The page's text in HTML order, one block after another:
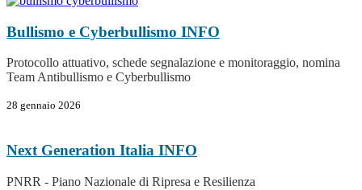
Bullismo e Cyberbullismo INFO
Protocollo attuativo, schede segnalazione e monitoraggio, nomina
Team Antibullismo e Cyberbullismo
28 gennaio 2026
Next Generation Italia INFO
PNRR - Piano Nazionale di Ripresa e Resilienza